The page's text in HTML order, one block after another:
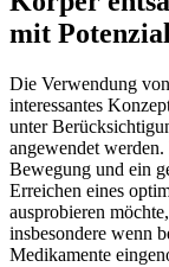
mit
Die Verwendung
interessantes
unter
angewendet
Bewegung und ein
Erreichen eines
ausprobieren
insbesondere wenn
Medikamente